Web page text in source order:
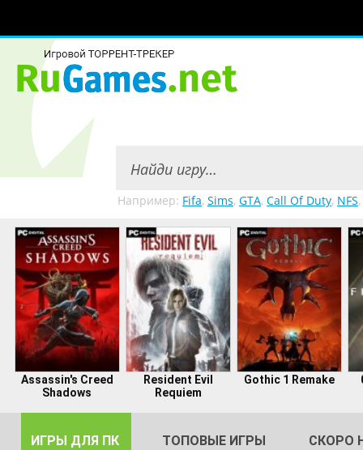
Например: Fifa, Sims, GTA, Call Of Duty, NFS,
Assassin's Creed
Shadows
Resident Evil
Requiem
Gothic 1 Remake
ИГРЫ ДЛЯ ПК ТОПОВЫЕ ИГРЫ СКОРО